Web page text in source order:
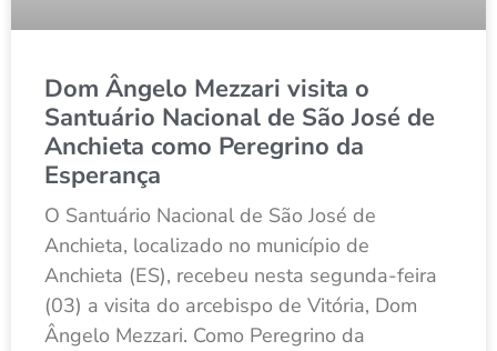
Dom Ângelo Mezzari visita o
Santuário Nacional de São José de
Anchieta como Peregrino da
Esperança
O Santuário Nacional de São José de
Anchieta, localizado no município de
Anchieta (ES), recebeu nesta segunda-feira
(03) a visita do arcebispo de Vitória, Dom
Ângelo Mezzari. Como Peregrino da